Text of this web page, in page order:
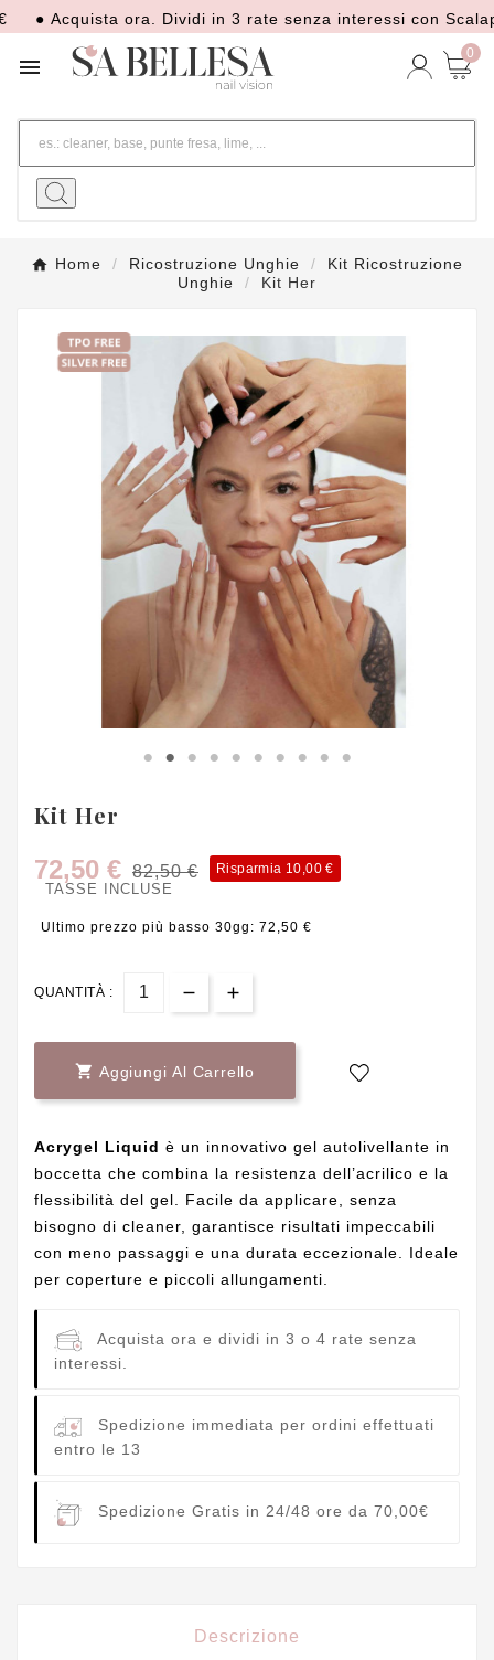
Acquista ora. Dividi in 3 rate senza interessi con Scalapay

0
Home Ricostruzione Unghie
Kit Ricostruzione
Unghie
Kit Her
Kit Her
72,50 € 82,50 € Risparmia 10,00 €
TASSE INCLUSE
Ultimo prezzo più basso 30gg: 72,50 €
QUANTITÀ :
 Aggiungi Al Carrello
Acrygel Liquid è un innovativo gel autolivellante in
boccetta che combina la resistenza dell’acrilico e la
flessibilità del gel. Facile da applicare, senza
bisogno di cleaner, garantisce risultati impeccabili
con meno passaggi e una durata eccezionale. Ideale
per coperture e piccoli allungamenti.
Acquista ora e dividi in 3 o 4 rate senza
interessi.
Spedizione immediata per ordini effettuati
entro le 13
Spedizione Gratis in 24/48 ore da 70,00€
Descrizione